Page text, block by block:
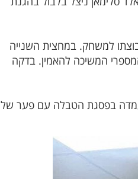
במחצית הראשונה: ביאן אבו־ריא כבש בדקה ה־40 והחזיר את קבוצתו למשחק. במחצית השנייה
המשיכה להאמין. בדקה
בפסגת הטבלה עם פער של